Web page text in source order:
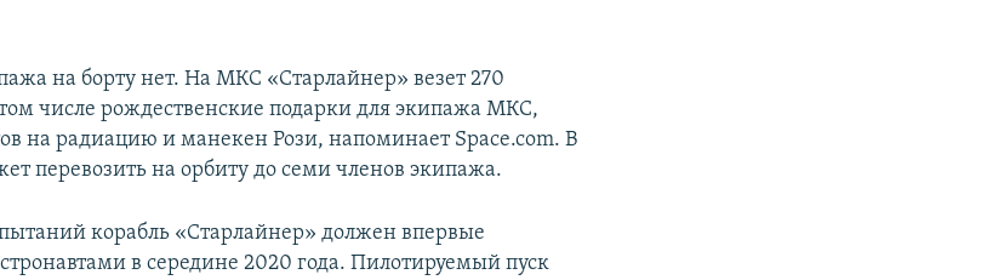
на борту нет. На МКС «Старлайнер» везет 270
числе рождественские подарки для экипажа МКС,
на радиацию и манекен Рози, напоминает Space.com.​ В
перевозить на орбиту до семи членов экипажа.
корабль «Старлайнер» должен впервые
в середине 2020 года. Пилотируемый пуск